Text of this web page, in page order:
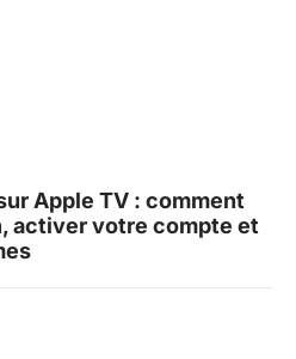
Apple TV : comment
activer votre compte et